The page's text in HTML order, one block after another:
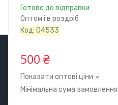
Готово до відправки
Оптом і в роздріб
Код:04533
500 ₴
Показати оптові ціни
Мінімальна сума